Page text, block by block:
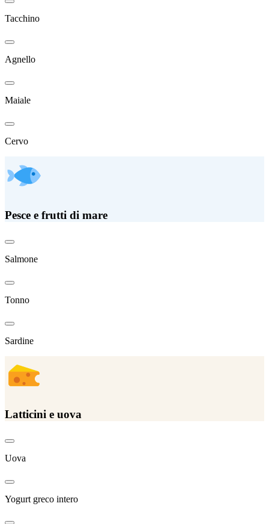
Tacchino
Agnello
Maiale
Cervo
Pesce e frutti di mare
Salmone
Tonno
Sardine
Latticini e uova
Uova
Yogurt greco intero